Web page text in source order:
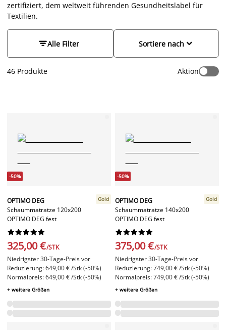
zertifiziert, dem weltweit führenden Gesundheitslabel für
Textilien.
Alle Filter 
Sortiere nach
46 Produkte Aktion
-50%
OPTIMO DEG
Schaummatratze 120x200
OPTIMO DEG fest
Gold






325,00 €/STK
Niedrigster 30-Tage-Preis vor
Reduzierung: 649,00 € /Stk (-50%)
Normalpreis: 649,00 € /Stk (-50%)
+ weitere Größen
-50%
OPTIMO DEG
Schaummatratze 140x200
OPTIMO DEG fest
Gold






375,00 €/STK
Niedrigster 30-Tage-Preis vor
Reduzierung: 749,00 € /Stk (-50%)
Normalpreis: 749,00 € /Stk (-50%)
+ weitere Größen